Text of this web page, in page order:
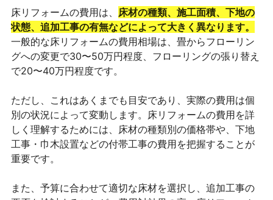
床リフォームの費用は、 床材の種類、施工面積、下地の
状態、追加工事の有無などによって大きく異なります。
一般的な床リフォームの費用相場は、畳からフローリン
グへの変更で30〜50万円程度、フローリングの張り替え
で20〜40万円程度です。
ただし、これはあくまでも目安であり、実際の費用は個
別の状況によって変動します。床リフォームの費用を詳
しく理解するためには、床材の種類別の価格帯や、下地
工事・巾木設置などの付帯工事の費用を把握することが
重要です。
また、予算に合わせて適切な床材を選択し、追加工事の